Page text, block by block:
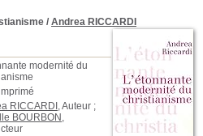
/ Andrea RICCARDI
modernité du
RICCARDI , Auteur ;
BOURBON ,